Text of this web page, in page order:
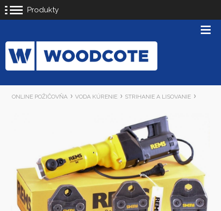
Produkty
ONLINE POŽIČOVŇA VODA KÚRENIE STRIHANIE A LISOVANIE